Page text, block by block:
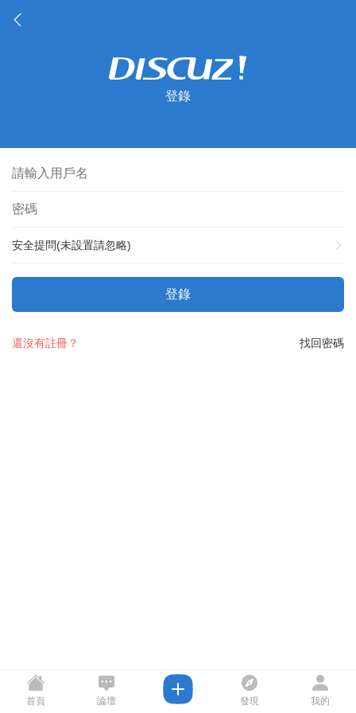
登錄
安全提問(未設置請忽略)
登錄
找回密碼
還沒有註冊？
首頁 論壇 發現 我的